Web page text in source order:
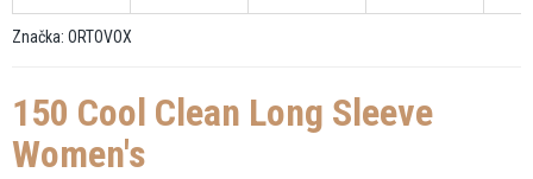
Značka: ORTOVOX
150 Cool Clean Long Sleeve
Women's